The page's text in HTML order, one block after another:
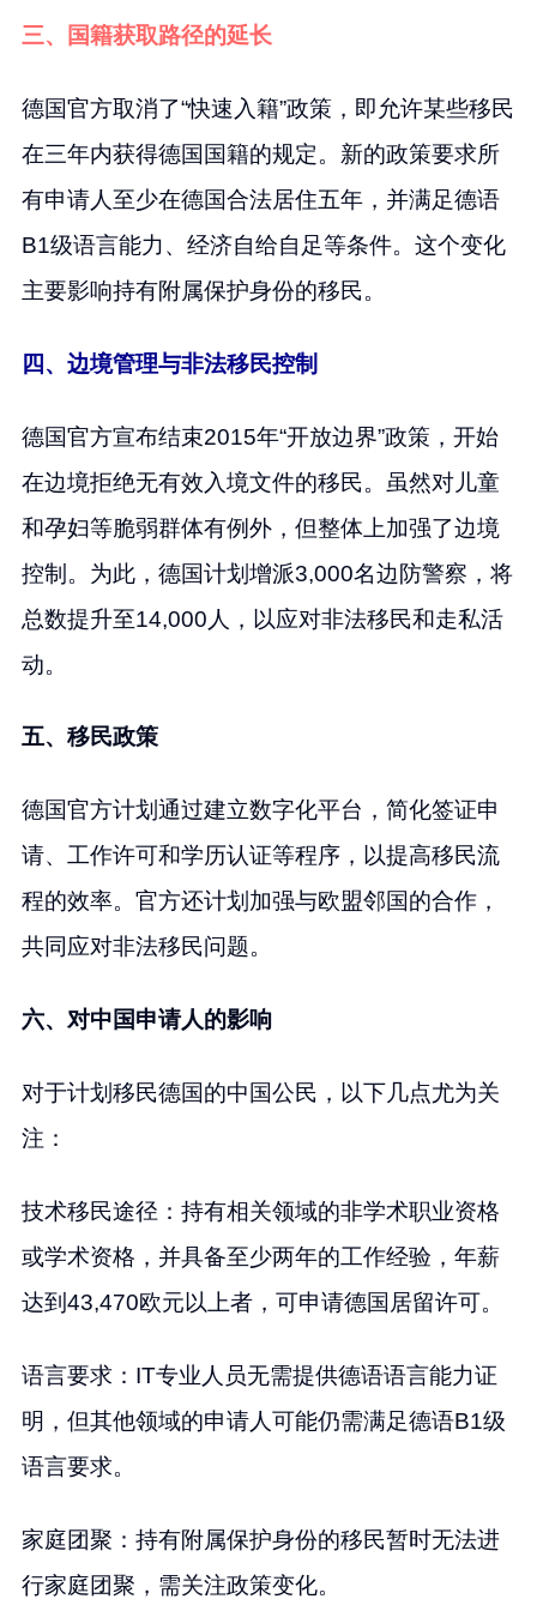
三、国籍获取路径的延长
德国官方取消了“快速入籍”政策，即允许某些移民
在三年内获得德国国籍的规定。新的政策要求所
有申请人至少在德国合法居住五年，并满足德语
B1级语言能力、经济自给自足等条件。这个变化
主要影响持有附属保护身份的移民。
四、边境管理与非法移民控制
德国官方宣布结束2015年“开放边界”政策，开始
在边境拒绝无有效入境文件的移民。虽然对儿童
和孕妇等脆弱群体有例外，但整体上加强了边境
控制。为此，德国计划增派3,000名边防警察，将
总数提升至14,000人，以应对非法移民和走私活
动。
五、移民政策
德国官方计划通过建立数字化平台，简化签证申
请、工作许可和学历认证等程序，以提高移民流
程的效率。官方还计划加强与欧盟邻国的合作，
共同应对非法移民问题。
六、对中国申请人的影响
对于计划移民德国的中国公民，以下几点尤为关
注：
技术移民途径：持有相关领域的非学术职业资格
或学术资格，并具备至少两年的工作经验，年薪
达到43,470欧元以上者，可申请德国居留许可。
语言要求：IT专业人员无需提供德语语言能力证
明，但其他领域的申请人可能仍需满足德语B1级
语言要求。
家庭团聚：持有附属保护身份的移民暂时无法进
行家庭团聚，需关注政策变化。